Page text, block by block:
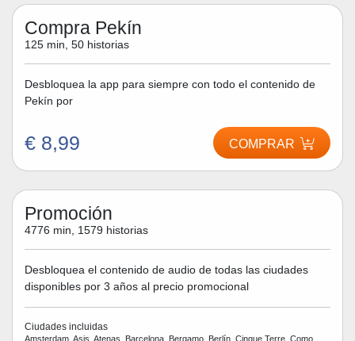
Compra Pekín
125 min, 50 historias
Desbloquea la app para siempre con todo el contenido de
Pekín por
€ 8,99 COMPRAR
Promoción
4776 min, 1579 historias
Desbloquea el contenido de audio de todas las ciudades
disponibles por 3 años al precio promocional
Ciudades incluidas
Amsterdam, Asis, Atenas, Barcelona, Bergamo, Berlín, Cinque Terre, Como,